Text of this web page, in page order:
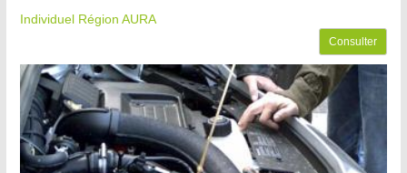
Individuel Région AURA
Consulter